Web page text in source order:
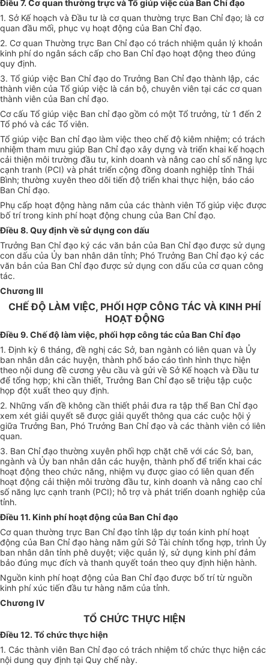
Điều 7. Cơ quan thường trực và Tổ giúp việc của Ban Chỉ đạo
1. Sở Kế hoạch và Đầu tư là cơ quan thường trực Ban Chỉ đạo; là cơ
quan đầu mối, phục vụ hoạt động của Ban Chỉ đạo.
2. Cơ quan Thường trực Ban Chỉ đạo có trách nhiệm quản lý khoản
kinh phí do ngân sách cấp cho Ban Chỉ đạo hoạt động theo đúng
quy định.
3. Tổ giúp việc Ban Chỉ đạo do Trưởng Ban Chỉ đạo thành lập, các
thành viên của Tổ giúp việc là cán bộ, chuyên viên tại các cơ quan
thành viên của Ban chỉđạo.
Cơ cấu Tổ giúp việc Ban chỉ đạo gồm có một Tổ trưởng, từ 1 đến 2
Tổ phó và các Tổ viên.
Tổ giúp việc Ban chỉ đạo làm việc theo chế độ kiêm nhiệm; có trách
nhiệm tham mưu giúp Ban Chỉ đạo xây dựng và triển khai kế hoạch
cải thiện môi trường đầu tư, kinh doanh và nâng cao chỉ số năng lực
cạnh tranh (PCI) và phát triển cộng đồng doanh nghiệp tỉnh Thái
Bình; thường xuyên theo dõi tiến độ triển khai thực hiện, báo cáo
Ban Chỉ đạo.
Phụ cấp hoạt động hàng năm của các thành viên Tổ giúp việc được
bố trí trong kinh phí hoạt động chung của Ban Chỉ đạo.
Điều 8. Quy định về sử dụng con dấu
Trưởng Ban Chỉ đạo ký các văn bản của Ban Chỉ đạo được sử dụng
con dấu của Ủy ban nhân dân tỉnh; Phó Trưởng Ban Chỉ đạo ký các
văn bản của Ban Chỉ đạo được sử dụng con dấu của cơ quan công
tác.
Chương III
CHẾ ĐỘ LÀM VIỆC, PHỐI HỢP CÔNG TÁC VÀ KINH PHÍ
HOẠT ĐỘNG
Điều 9. Chế độ làm việc, phối hợp công tác của Ban Chỉ đạo
1. Định kỳ 6 tháng, đề nghị các Sở, ban ngành có liên quan và Ủy
ban nhân dân các huyện, thành phố báo cáo tình hình thực hiện
theo nội dung đề cương yêu cầu và gửi về Sở Kế hoạch và Đầu tư
để tổng hợp; khi cần thiết, Trưởng Ban Chỉ đạo sẽ triệu tập cuộc
họp đột xuất theo quy định.
2. Những vấn đề không cần thiết phải đưa ra tập thể Ban Chỉđạo
xem xét giải quyết sẽ được giải quyết thông qua các cuộc hội ý
giữa Trưởng Ban, Phó Trưởng Ban Chỉ đạo và các thành viên có liên
quan.
3. Ban Chỉ đạo thường xuyên phối hợp chặt chẽ với các Sở, ban,
ngành và Ủy ban nhân dân các huyện, thành phố để triển khai các
hoạt động theo chức năng, nhiệm vụ được giao có liên quan đến
hoạt động cải thiện môi trường đầu tư, kinh doanh và nâng cao chỉ
số năng lực cạnh tranh (PCI); hỗ trợ và phát triển doanh nghiệp của
tỉnh.
Điều 11. Kinh phí hoạt động của Ban Chỉ đạo
Cơ quan thường trực Ban Chỉ đạo tỉnh lập dự toán kinh phí hoạt
động của Ban Chỉ đạo hàng năm gửi Sở Tài chính tổng hợp, trình Ủy
ban nhân dân tỉnh phê duyệt; việc quản lý, sử dụng kinh phí đảm
bảo đúng mục đích và thanh quyết toán theo quy định hiện hành.
Nguồn kinh phí hoạt động của Ban Chỉ đạo được bố trí từ nguồn
kinh phí xúc tiến đầu tư hàng năm của tỉnh.
Chương IV
TỔ CHỨC THỰC HIỆN
Điều 12. Tổ chức thực hiện
1. Các thành viên Ban Chỉ đạo có trách nhiệm tổ chức thực hiện các
nội dung quy định tại Quy chế này.